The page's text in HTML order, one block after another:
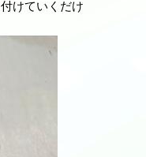
けていくだけ